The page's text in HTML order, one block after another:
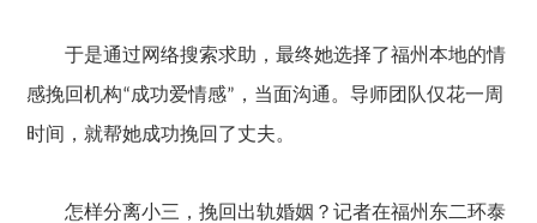
于是通过网络搜索求助，最终她选择了福州本地的情
感挽回机构“成功爱情感” ， 当面沟通。导师团队仅花一周
时间，就帮她成功挽回了丈夫。
怎样分离小三，挽回 出轨婚姻 ？记者在福州东二环泰